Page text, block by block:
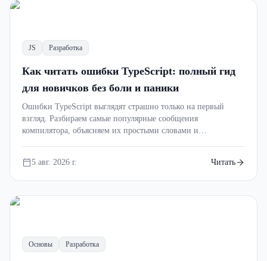
JS Разработка
Как читать ошибки TypeScript: полный гид
для новичков без боли и паники
Ошибки TypeScript выглядят страшно только на первый
взгляд. Разбираем самые популярные сообщения
компилятора, объясняем их простыми словами и
TS2322, TS2345 и других ошибок.
5 авг. 2026 г. Читать
Основы Разработка